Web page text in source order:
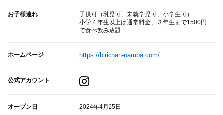
お子様連れ
子供可（乳児可、未就学児可、小学生可）
小学４年生以上は通常料金、３年生まで1500円
で食べ飲み放題
ホームページ https://birichan-namba.com/
公式アカウント
オープン日 2024年4月25日